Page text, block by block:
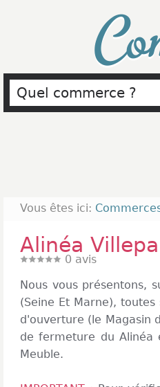
Vous êtes ici:
Alinéa
0 avis
Nous vous présentons,
(Seine Et Marne),
d'ouverture (le Magasin
de fermeture du Alinéa
Meuble.